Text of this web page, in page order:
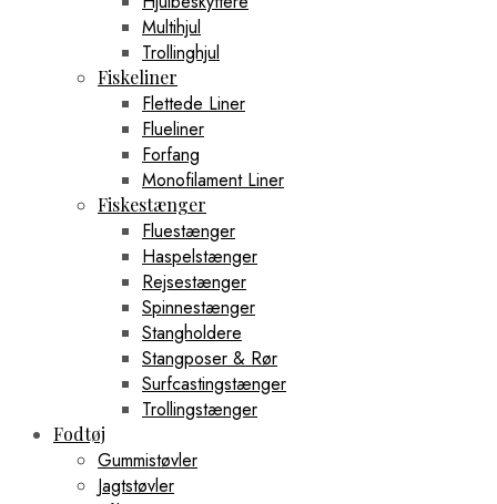
Multihjul
Trollinghjul
Fiskeliner
Flettede Liner
Flueliner
Forfang
Monofilament Liner
Fiskestænger
Fluestænger
Haspelstænger
Rejsestænger
Spinnestænger
Stangholdere
Stangposer & Rør
Surfcastingstænger
Trollingstænger
Fodtøj
Gummistøvler
Jagtstøvler